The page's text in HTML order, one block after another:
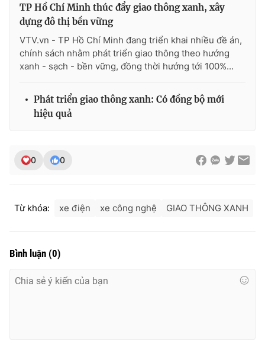
TP Hồ Chí Minh thúc đẩy giao thông xanh, xây
dựng đô thị bền vững
VTV.vn - TP Hồ Chí Minh đang triển khai nhiều đề án,
chính sách nhằm phát triển giao thông theo hướng
xanh - sạch - bền vững, đồng thời hướng tới 100%...
Phát triển giao thông xanh: Có đồng bộ mới
hiệu quả
0 0
Từ khóa: xe điện xe công nghệ GIAO THÔNG XANH
Bình luận (0)